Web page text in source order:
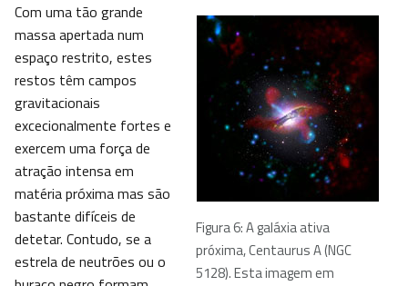
Figura 6: A galáxia ativa
próxima, Centaurus A (NGC
5128). Esta imagem em
Com uma tão grande
massa apertada num
espaço restrito, estes
restos têm campos
gravitacionais
excecionalmente fortes e
exercem uma força de
atração intensa em
matéria próxima mas são
bastante difíceis de
detetar. Contudo, se a
estrela de neutrões ou o